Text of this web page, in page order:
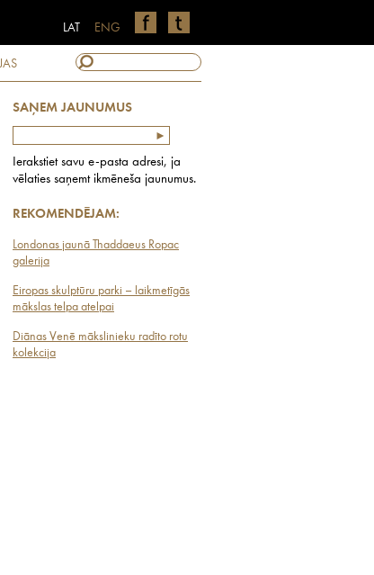
ENG
LAT
SAŅEM JAUNUMUS
Ierakstiet savu e-pasta adresi, ja
vēlaties saņemt ikmēneša jaunumus.
REKOMENDĒJAM:
Londonas jaunā Thaddaeus Ropac
galerija
Eiropas skulptūru parki – laikmetīgās
mākslas telpa atelpai
Diānas Venē mākslinieku radīto rotu
kolekcija